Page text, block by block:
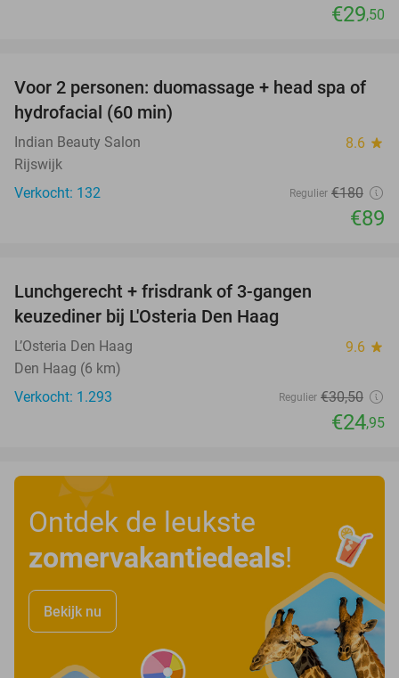
€29,50
51%
Voor 2 personen: duomassage + head spa of
hydrofacial (60 min)
Indian Beauty Salon 8.6 star
Rijswijk
Verkocht: 132
Regulier €180
€89
Lunchgerecht + frisdrank of 3-gangen
keuzediner bij L'Osteria Den Haag
L’Osteria Den Haag 9.6 star
Den Haag (6 km)
Verkocht: 1.293
Regulier €30,50
€24,95
Ontdek de leukste
zomervakantiedeals!
Bekijk nu